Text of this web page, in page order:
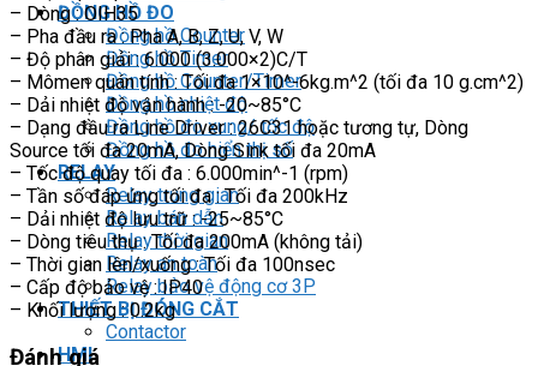
ĐỒNG HỒ ĐO
Đồng hồ Counter
Đồng hồ Timer
Đồng hồ Counter/Timer
Đồng hồ nhiệt độ
Đồng hồ đo xung/ tốc độ
Đồng hồ đo hiển thị số
RELAY
Relay trung gian
Relay bán dẫn
Relay thời gian
Relay an toàn
Relay bảo vệ động cơ 3P
THIẾT BỊ ĐÓNG CẮT
Contactor
HMI
– Dòng : OIH35
– Pha đầu ra : Pha A, B, Z, U, V, W
– Độ phân giải : 6.000 (3.000×2)C/T
– Mômen quán tính : Tối đa 1×10^-6kg.m^2 (tối đa 10 g.cm^2)
– Dải nhiệt độ vận hành : -20~85°C
– Dạng đầu ra Line Driver : 26C31 hoặc tương tự, Dòng
Source tối đa 20mA, Dòng Sink tối đa 20mA
– Tốc độ quay tối đa : 6.000min^-1 (rpm)
– Tần số đáp ứng tối đa : Tối đa 200kHz
– Dải nhiệt độ lưu trữ : -25~85°C
– Dòng tiêu thụ : Tối đa 200mA (không tải)
– Thời gian lên/xuống : Tối đa 100nsec
– Cấp độ bảo vệ : IP40
– Khối lượng : 0.2kg
Đánh giá